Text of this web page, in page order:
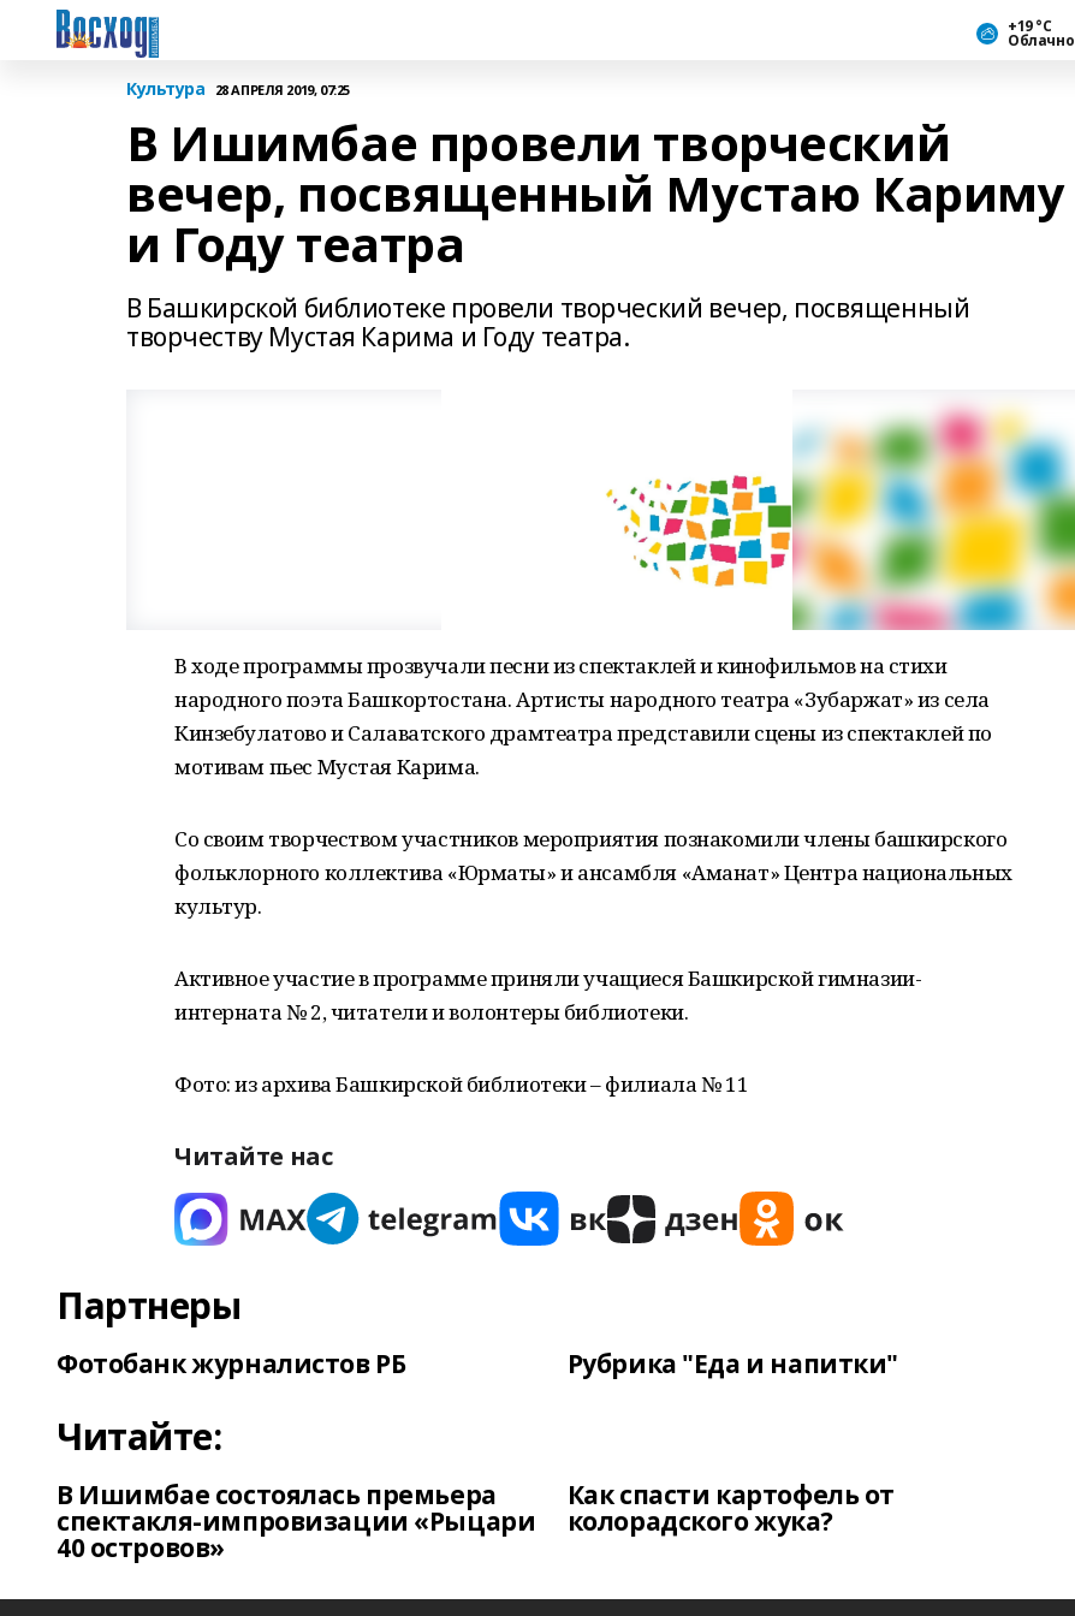
+19 °С
Облачно
Культура 28 АПРЕЛЯ 2019, 07:25
В Ишимбае провели творческий
вечер, посвященный Мустаю Кариму
и Году театра
В Башкирской библиотеке провели творческий вечер, посвященный
творчеству Мустая Карима и Году театра.
В ходе программы прозвучали песни из спектаклей и кинофильмов на стихи
народного поэта Башкортостана. Артисты народного театра «Зубаржат» из села
Кинзебулатово и Салаватского драмтеатра представили сцены из спектаклей по
мотивам пьес Мустая Карима.
Со своим творчеством участников мероприятия познакомили члены башкирского
фольклорного коллектива «Юрматы» и ансамбля «Аманат» Центра национальных
культур.
Активное участие в программе приняли учащиеся Башкирской гимназии-
интерната № 2, читатели и волонтеры библиотеки.
Фото: из архива Башкирской библиотеки – филиала № 11
Читайте нас
Партнеры
Фотобанк журналистов РБ Рубрика "Еда и напитки"
Читайте:
В Ишимбае состоялась премьера
спектакля-импровизации «Рыцари
40 островов»
Как спасти картофель от
колорадского жука?